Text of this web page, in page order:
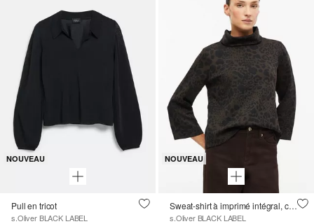
NOUVEAU
Pull en tricot
s.Oliver BLACK LABEL
NOUVEAU
Sweat-shirt à imprimé intégral, coupe décontractée
s.Oliver BLACK LABEL